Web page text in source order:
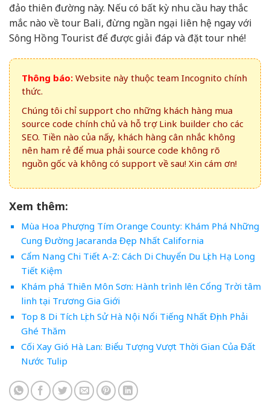
đảo thiên đường này. Nếu có bất kỳ nhu cầu hay thắc
mắc nào về tour Bali, đừng ngần ngại liên hệ ngay với
Sông Hồng Tourist để được giải đáp và đặt tour nhé!
Thông báo: Website này thuộc team Incognito chính
thức.
Chúng tôi chỉ support cho những khách hàng mua
source code chính chủ và hỗ trợ Link builder cho các
SEO. Tiền nào của nấy, khách hàng cân nhắc không
nên ham rẻ để mua phải source code không rõ
nguồn gốc và không có support về sau! Xin cám ơn!
Xem thêm:
Mùa Hoa Phượng Tím Orange County: Khám Phá Những
Cung Đường Jacaranda Đẹp Nhất California
Cẩm Nang Chi Tiết A-Z: Cách Di Chuyển Du Lịch Hạ Long
Tiết Kiệm
Khám phá Thiên Môn Sơn: Hành trình lên Cổng Trời tâm
linh tại Trương Gia Giới
Top 8 Di Tích Lịch Sử Hà Nội Nổi Tiếng Nhất Định Phải
Ghé Thăm
Cối Xay Gió Hà Lan: Biểu Tượng Vượt Thời Gian Của Đất
Nước Tulip